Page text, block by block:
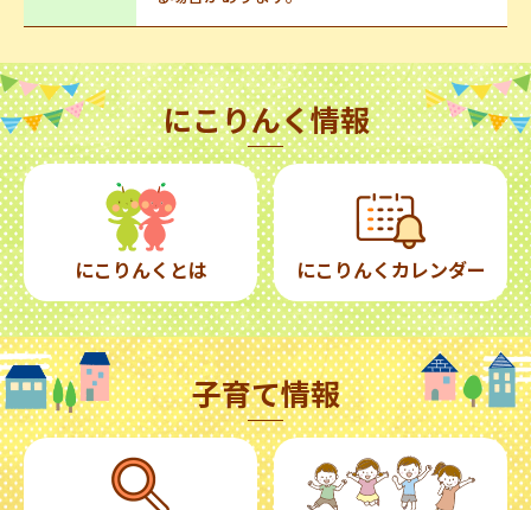
にこりんく情報
にこりんくとは にこりんくカレンダー
子育て情報